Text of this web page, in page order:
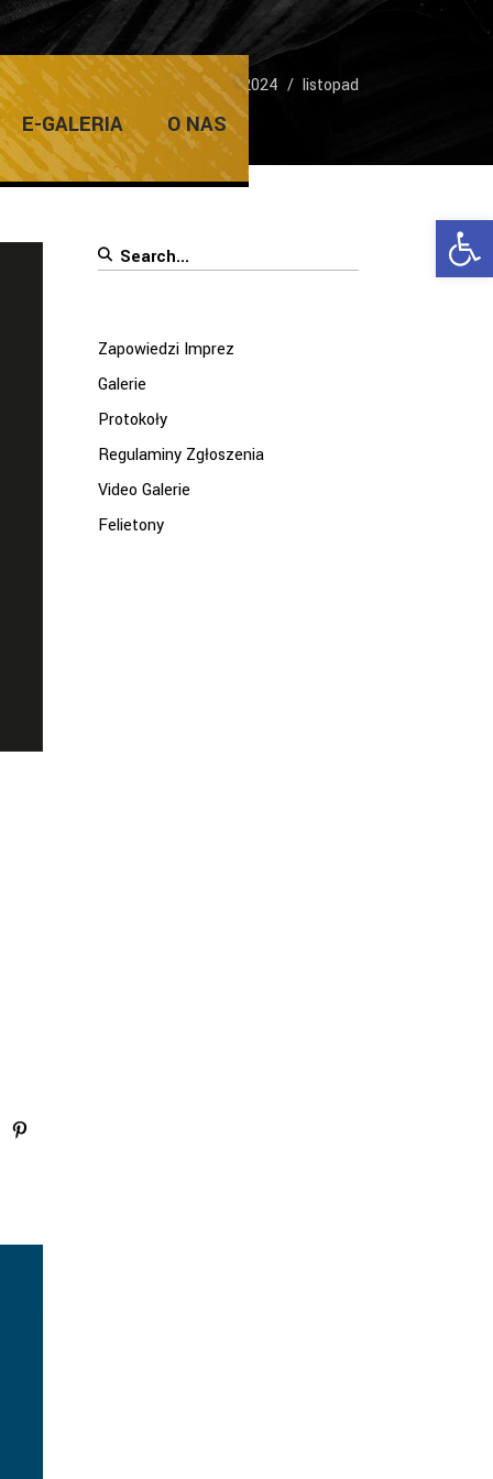
E-GALERIA O NAS
Home/2024 / listopad
Search
Zapowiedzi Imprez
Galerie
Protokoły
Regulaminy Zgłoszenia
Video Galerie
Felietony